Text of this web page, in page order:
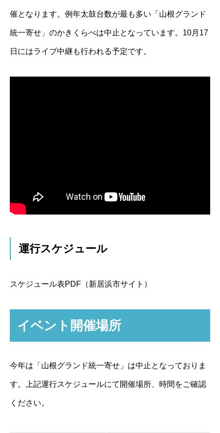
催となります。例年太鼓台数が最も多い「山根グランド
統一寄せ」のかきくらべは中止となっています。10月17
日にはライブ中継も行われる予定です。
運行スケジュール
スケジュール表PDF（新居浜市サイト）
イベント開催場所
今年は「山根グランド統一寄せ」は中止となっておりま
す。上記運行スケジュールにて開催場所、時間をご確認
ください。